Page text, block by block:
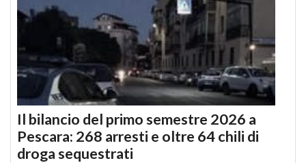
Il bilancio del primo semestre 2026 a
Pescara: 268 arresti e oltre 64 chili di
droga sequestrati